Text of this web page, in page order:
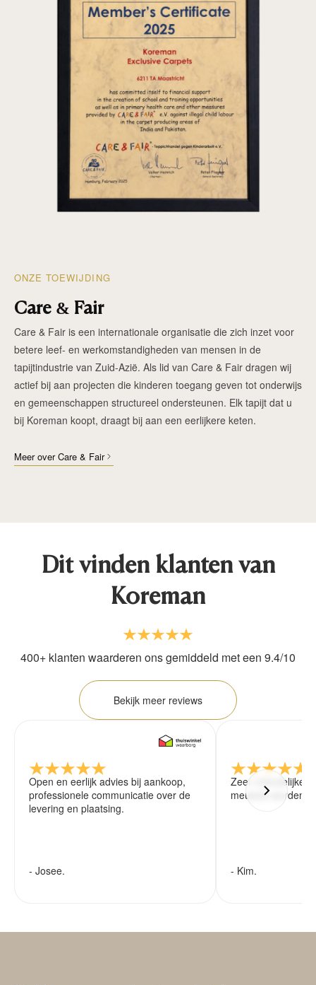
ONZE TOEWIJDING
Care & Fair
Care & Fair is een internationale organisatie die zich inzet voor
betere leef- en werkomstandigheden van mensen in de
tapijtindustrie van Zuid-Azië. Als lid van Care & Fair dragen wij
actief bij aan projecten die kinderen toegang geven tot onderwijs
en gemeenschappen structureel ondersteunen. Elk tapijt dat u
bij Koreman koopt, draagt bij aan een eerlijkere keten.
Meer over Care & Fair
Dit vinden klanten van
Koreman
400+ klanten waarderen ons gemiddeld met een 9.4/10
Bekijk meer reviews
Open en eerlijk advies bij aankoop,
professionele communicatie over de
levering en plaatsing.
- Josee.
Zeer vriendelijke
meubels worden
- Kim.